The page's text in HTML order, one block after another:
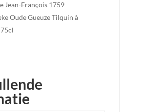
Jean-François 1759
Oude Gueuze Tilquin à